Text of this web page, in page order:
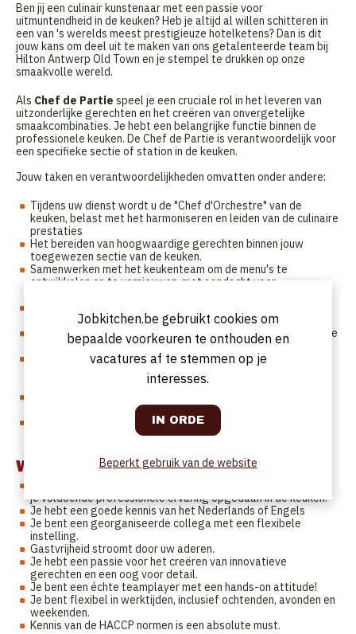
Ben jij een culinair kunstenaar met een passie voor
uitmuntendheid in de keuken? Heb je altijd al willen schitteren in
een van 's werelds meest prestigieuze hotelketens? Dan is dit
jouw kans om deel uit te maken van ons getalenteerde team bij
Hilton Antwerp Old Town en je stempel te drukken op onze
smaakvolle wereld.
Als Chef de Partie speel je een cruciale rol in het leveren van
uitzonderlijke gerechten en het creëren van onvergetelijke
smaakcombinaties. Je hebt een belangrijke functie binnen de
professionele keuken. De Chef de Partie is verantwoordelijk voor
een specifieke sectie of station in de keuken.
Jouw taken en verantwoordelijkheden omvatten onder andere:
Tijdens uw dienst wordt u de "Chef d'Orchestre" van de
keuken, belast met het harmoniseren en leiden van de culinaire
prestaties
Het bereiden van hoogwaardige gerechten binnen jouw
toegewezen sectie van de keuken.
Samenwerken met het keukenteam om de menu's te
ontwikkelen en te vernieuwen, met aandacht voor
kwaliteit zijn.
Je staat in voor de Mise en Place, bereiden en garneren van de
gerechten en geeft instructies aan de commis.
Je bent verantwoordelijk voor het beheren van de
keukenvoorraad en coördineert, in samenwerking met de
Sous-Chef, bestellingen of u plaatst deze zelf.
teamwork en passie voor koken centraal staan.
Na de dienst zorg je ervoor dat de keuken in een
georganiseerde en nette staat wordt achtergelaten.
Wie we zoeken:
je voldoende professionele ervaring opgedaan in de keuken.
Je hebt een goede kennis van het Nederlands of Engels
Je bent een georganiseerde collega met een flexibele
instelling.
Gastvrijheid stroomt door uw aderen.
Je hebt een passie voor het creëren van innovatieve
gerechten en een oog voor detail.
Je bent een échte teamplayer met een hands-on attitude!
Je bent flexibel in werktijden, inclusief ochtenden, avonden en
weekenden.
Kennis van de HACCP normen is een absolute must.
Jobkitchen.be gebruikt cookies om
bepaalde voorkeuren te onthouden en
vacatures af te stemmen op je
interesses.
Beperkt gebruik van de website